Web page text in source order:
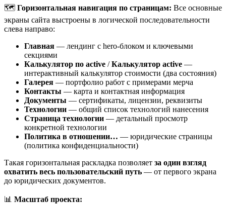
🗺️ Горизонтальная навигация по страницам: Все основные
экраны сайта выстроены в логической последовательности
слева направо:
Главная — лендинг с hero-блоком и ключевыми
секциями
Калькулятор по active /Калькулятор active —
интерактивный калькулятор стоимости (два состояния)
Галерея — портфолио работ с примерами мерча
Контакты — карта и контактная информация
Документы — сертификаты, лицензии, реквизиты
Технологии — общий список технологий нанесения
Страница технологии — детальный просмотр
конкретной технологии
Политика в отношении… — юридические страницы
(политика конфиденциальности)
Такая горизонтальная раскладка позволяет за один взгляд
охватить весь пользовательский путь — от первого экрана
до юридических документов.
📊 Масштаб проекта: